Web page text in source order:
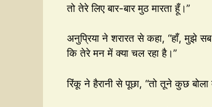
तो तेरे लिए बार-बार मुठ मारता हूँ।”
अनुप्रिया ने शरारत से कहा, “हाँ, मुझे
कि तेरे मन में क्या चल रहा है।”
रिंकू ने हैरानी से पूछा, “तो तूने कुछ बोला